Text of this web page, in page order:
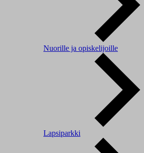
Nuorille ja opiskelijoille
Lapsiparkki